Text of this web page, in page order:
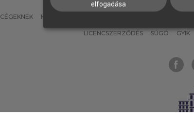
CÉGEKNEK KÖNYVTÁROSOKNAK
LICENCSZERZŐDÉS SÚGÓ GYIK
elfogadása